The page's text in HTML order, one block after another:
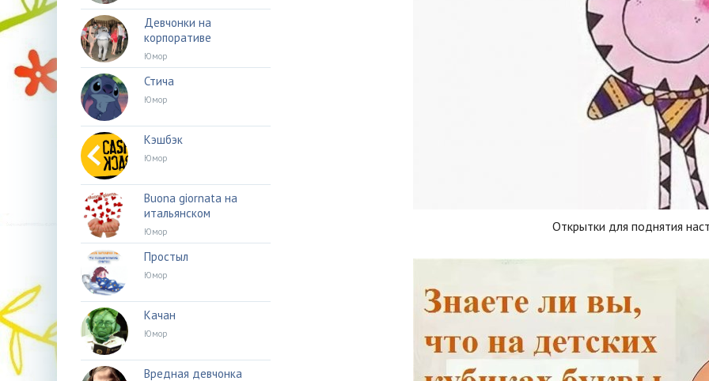
Открытки для поднятия
Девчонки на
корпоративе
Юмор
Стича
Юмор
Кэшбэк
Юмор
Buona giornata на
итальянском
Юмор
Простыл
Юмор
Качан
Юмор
Вредная девчонка